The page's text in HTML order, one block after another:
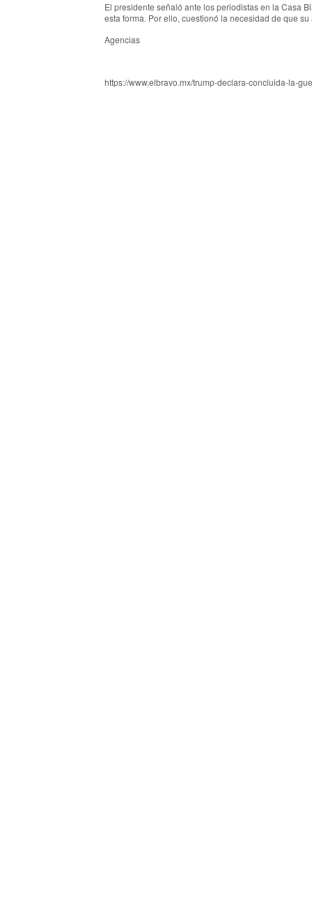
El presidente señaló ante los periodistas en la Casa
esta forma. Por ello, cuestionó la necesidad de que
Agencias
https://www.elbravo.mx/trump-declara-concluida-la-